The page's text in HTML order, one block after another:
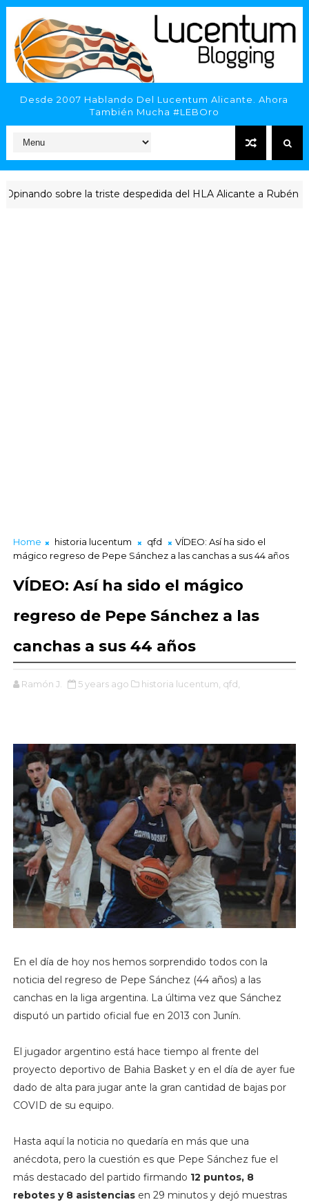
Desde 2007 Hablando Del Lucentum Alicante. Ahora
También Mucha #LEBOro
sobre la triste despedida del HLA Alicante a Rubén Perelló
Home historia lucentum qfd
VÍDEO: Así ha sido el
mágico regreso de Pepe Sánchez a las canchas a sus 44 años
VÍDEO: Así ha sido el mágico
regreso de Pepe Sánchez a las
canchas a sus 44 años
Ramón J. 5 years ago historia lucentum, qfd,
En el día de hoy nos hemos sorprendido todos con la
noticia del regreso de Pepe Sánchez (44 años) a las
canchas en la liga argentina. La última vez que Sánchez
disputó un partido oficial fue en 2013 con Junín.
El jugador argentino está hace tiempo al frente del
proyecto deportivo de Bahia Basket y en el día de ayer fue
dado de alta para jugar ante la gran cantidad de bajas por
COVID de su equipo.
Hasta aquí la noticia no quedaría en más que una
anécdota, pero la cuestión es que Pepe Sánchez fue el
más destacado del partido firmando 12 puntos, 8
rebotes y 8 asistencias en 29 minutos y dejó muestras